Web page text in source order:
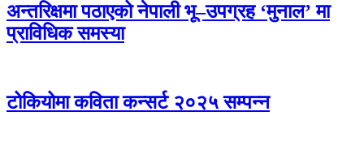
अन्तरिक्षमा पठाएको नेपाली भू–उपग्रह ‘मुनाल’ मा
प्राविधिक समस्या
टोकियोमा कविता कन्सर्ट २०२५ सम्पन्न